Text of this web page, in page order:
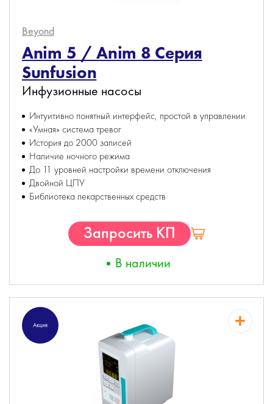
Beyond
Anim 5 / Anim 8 Серия
Sunfusion
Инфузионные насосы
Интуитивно понятный интерфейс, простой в управлении
«Умная» система тревог
История до 2000 записей
Наличие ночного режима
До 11 уровней настройки времени отключения
Двойной ЦПУ
Библиотека лекарственных средств
Запросить КП
В наличии
Акция